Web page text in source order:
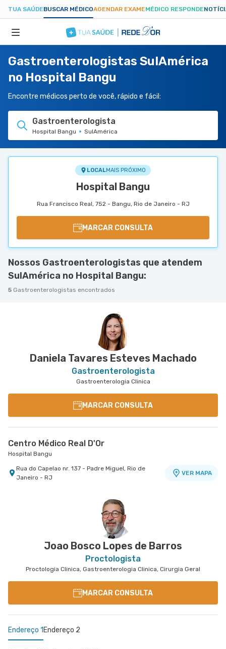
TUA SAÚDEBUSCAR MÉDICOAGENDAR EXAMEMÉDICO RESPONDE
ESPECIALIDADES
HOSPITAIS
TUASAUDE.COM
Gastroenterologistas SulAmérica
no Hospital Bangu
Encontre médicos perto de você, rápido e fácil:
Gastroenterologista
Hospital Bangu SulAmérica
LOCALMAIS PRÓXIMO
Hospital Bangu
Rua Francisco Real, 752 - Bangu, Rio de Janeiro - RJ
MARCAR CONSULTA
Nossos Gastroenterologistas que atendem
SulAmérica no Hospital Bangu:
5 Gastroenterologistas encontrados
Daniela Tavares Esteves Machado
Gastroenterologista
Gastroenterologia Clinica
MARCAR CONSULTA
Centro Médico Real D'Or
Hospital Bangu
Rua do Capelao nr. 137 - Padre Miguel, Rio de
Janeiro - RJ
VER MAPA
Joao Bosco Lopes de Barros
Proctologista
Proctologia Clinica, Gastroenterologia Clinica, Cirurgia Geral
MARCAR CONSULTA
Endereço 1 Endereço 2